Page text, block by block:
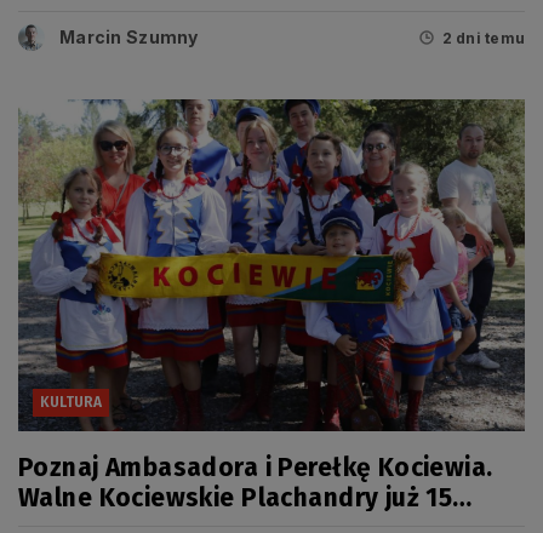
Marcin Szumny 2 dni temu
KULTURA
Poznaj Ambasadora i Perełkę Kociewia.
Walne Kociewskie Plachandry już 15